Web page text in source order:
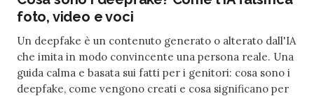
foto, video e voci
Un deepfake è un contenuto generato o alterato dall'IA
che imita in modo convincente una persona reale. Una
guida calma e basata sui fatti per i genitori: cosa sono i
deepfake, come vengono creati e cosa significano per